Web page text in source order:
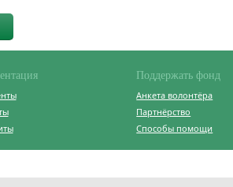
Поддержать фонд
Анкета волонтёра
Партнёрство
Способы помощи